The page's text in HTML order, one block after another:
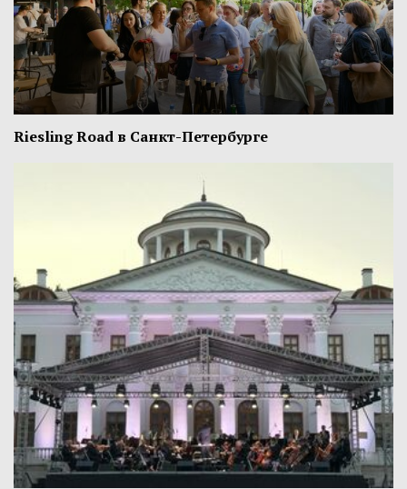
Riesling Road в Санкт-Петербурге